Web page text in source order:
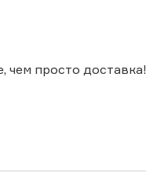
чем просто доставка!